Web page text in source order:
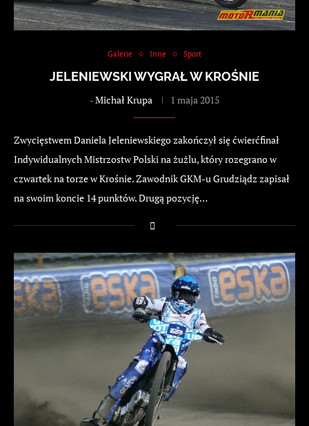
Galerie Inne Sport
JELENIEWSKI WYGRAŁ W KROŚNIE
-Michał Krupa 1 maja 2015
Zwycięstwem Daniela Jeleniewskiego zakończył się ćwierćfinał
Indywidualnych Mistrzostw Polski na żużlu, który rozegrano w
czwartek na torze w Krośnie. Zawodnik GKM-u Grudziądz zapisał
na swoim koncie 14 punktów. Drugą pozycję…